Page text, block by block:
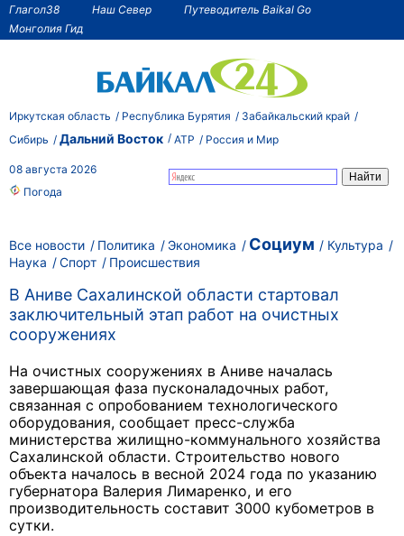
Глагол38 Наш Север
Путеводитель Baikal Go
Монголия Гид
Иркутская область Республика Бурятия
Забайкальский край
Сибирь
Дальний Восток АТР Россия и Мир
08 августа 2026
Погода
Все новости Политика Экономика Социум
Культура
Наука
Спорт Происшествия
В Аниве Сахалинской области стартовал
заключительный этап работ на очистных
сооружениях
На очистных сооружениях в Аниве началась
завершающая фаза пусконаладочных работ,
связанная с опробованием технологического
оборудования, сообщает пресс-служба
министерства жилищно-коммунального хозяйства
Сахалинской области. Строительство нового
объекта началось в весной 2024 года по указанию
губернатора Валерия Лимаренко, и его
производительность составит 3000 кубометров в
сутки.